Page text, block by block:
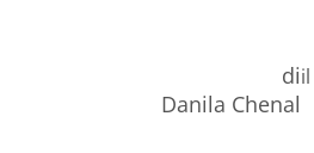
di
Danila Chenal
il